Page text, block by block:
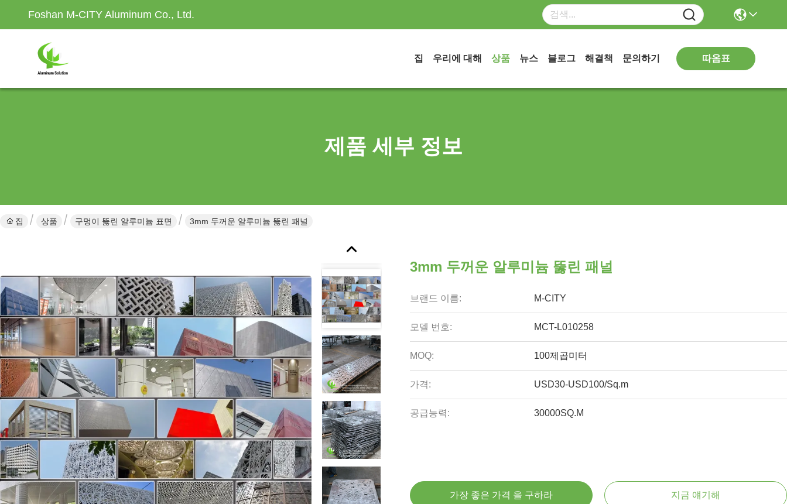
Foshan M-CITY Aluminum Co., Ltd.
집 우리에 대해 상품 뉴스 블로그 해결책 문의하기 따옴표
제품 세부 정보
집 상품 구멍이 뚫린 알루미늄 표면 3mm 두꺼운 알루미늄 뚫린 패널
3mm 두꺼운 알루미늄 뚫린 패널
브랜드 이름: M-CITY
모델 번호: MCT-L010258
MOQ: 100제곱미터
가격: USD30-USD100/Sq.m
공급능력: 30000SQ.M
가장 좋은 가격 을 구하라 지금 얘기해